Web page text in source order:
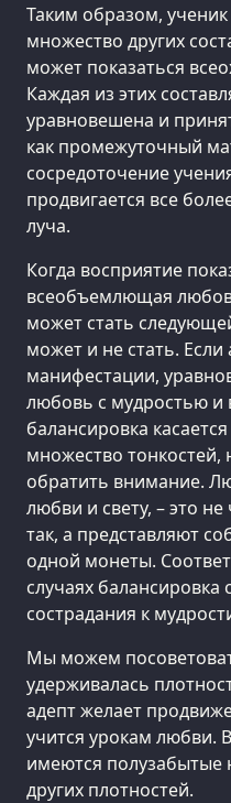
Таким образом,
множество других
может показаться
Каждая из этих
уравновешена и
как промежуточный
сосредоточение
продвигается все
луча.
Когда восприятие
всеобъемлющая
может стать
может и не стать. Если
манифестации,
любовь с мудростью и
балансировка
множество
обратить внимание.
любви и свету, – это
так, а представляют
одной монеты.
случаях балансировка
сострадания к
Мы можем
удерживалась
адепт желает
учится урокам любви.
имеются полузабытые
других плотностей.